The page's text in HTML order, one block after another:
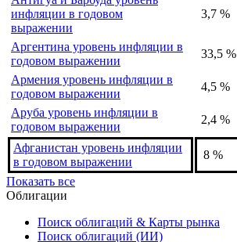
инфляции в годовом
выражении
3,7 %
Аргентина уровень инфляции в
годовом выражении
33,5 %
Армения уровень инфляции в
годовом выражении
4,5 %
Аруба уровень инфляции в
годовом выражении
2,4 %
Афганистан уровень инфляции
в годовом выражении
8 %
Показать все
Облигации
Поиск облигаций & Карты рынка
Поиск облигаций (ИИ)